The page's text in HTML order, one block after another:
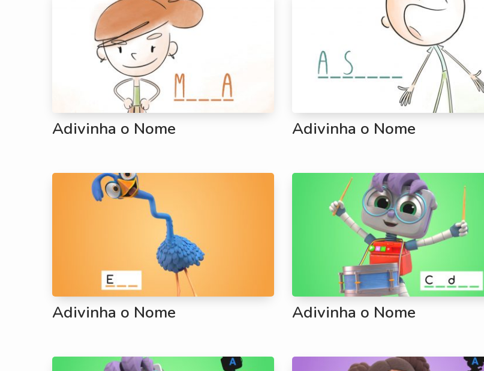
Adivinha o Nome Adivinha o Nome
Adivinha o Nome Adivinha o Nome